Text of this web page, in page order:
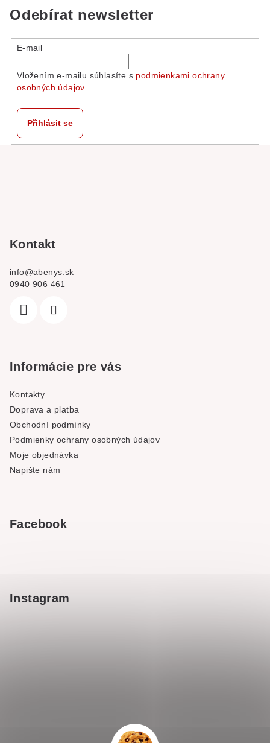
Odebírat newsletter
E-mail
Vložením e-mailu súhlasíte s podmienkami ochrany
osobných údajov
Přihlásit se
Kontakt
info@abenys.sk
0940 906 461
Informácie pre vás
Kontakty
Doprava a platba
Obchodní podmínky
Podmienky ochrany osobných údajov
Moje objednávka
Napište nám
Facebook
Instagram